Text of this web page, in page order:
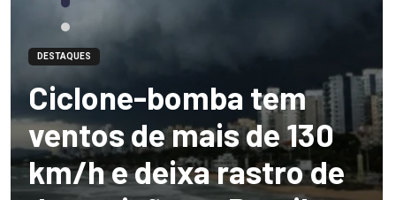
DESTAQUES
Ciclone-bomba tem
ventos de mais de 130
km/h e deixa rastro de